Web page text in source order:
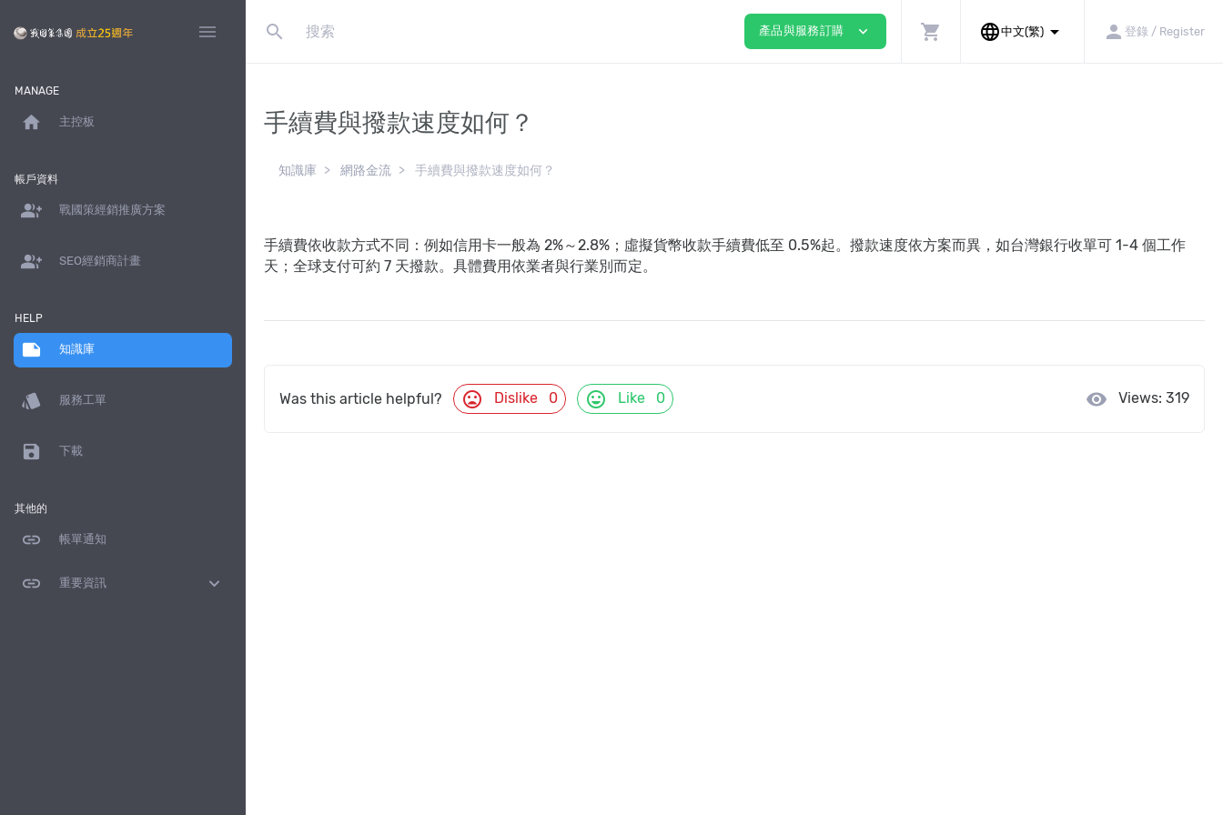
menu search 產品與服務訂購 expand_more shopping_cart language中文(繁) arrow_drop_down person 登錄 / Register
MANAGE
home 主控板
帳戶資料
group_add 戰國策經銷推廣方案
group_add SEO經銷商計畫
HELP
note 知識庫
style 服務工單
save 下載
其他的
link 帳單通知
link 重要資訊 expand_more
手續費與撥款速度如何？
知識庫 網路金流 手續費與撥款速度如何？
手續費依收款方式不同：例如信用卡一般為 2%～2.8%；虛擬貨幣收款手續費低至 0.5%起。撥款速度依方案而異，如台灣銀行收單可 1-4 個工作
天；全球支付可約 7 天撥款。具體費用依業者與行業別而定。
Was this article helpful? mood_bad Dislike 0 mood Like 0 visibility Views: 319